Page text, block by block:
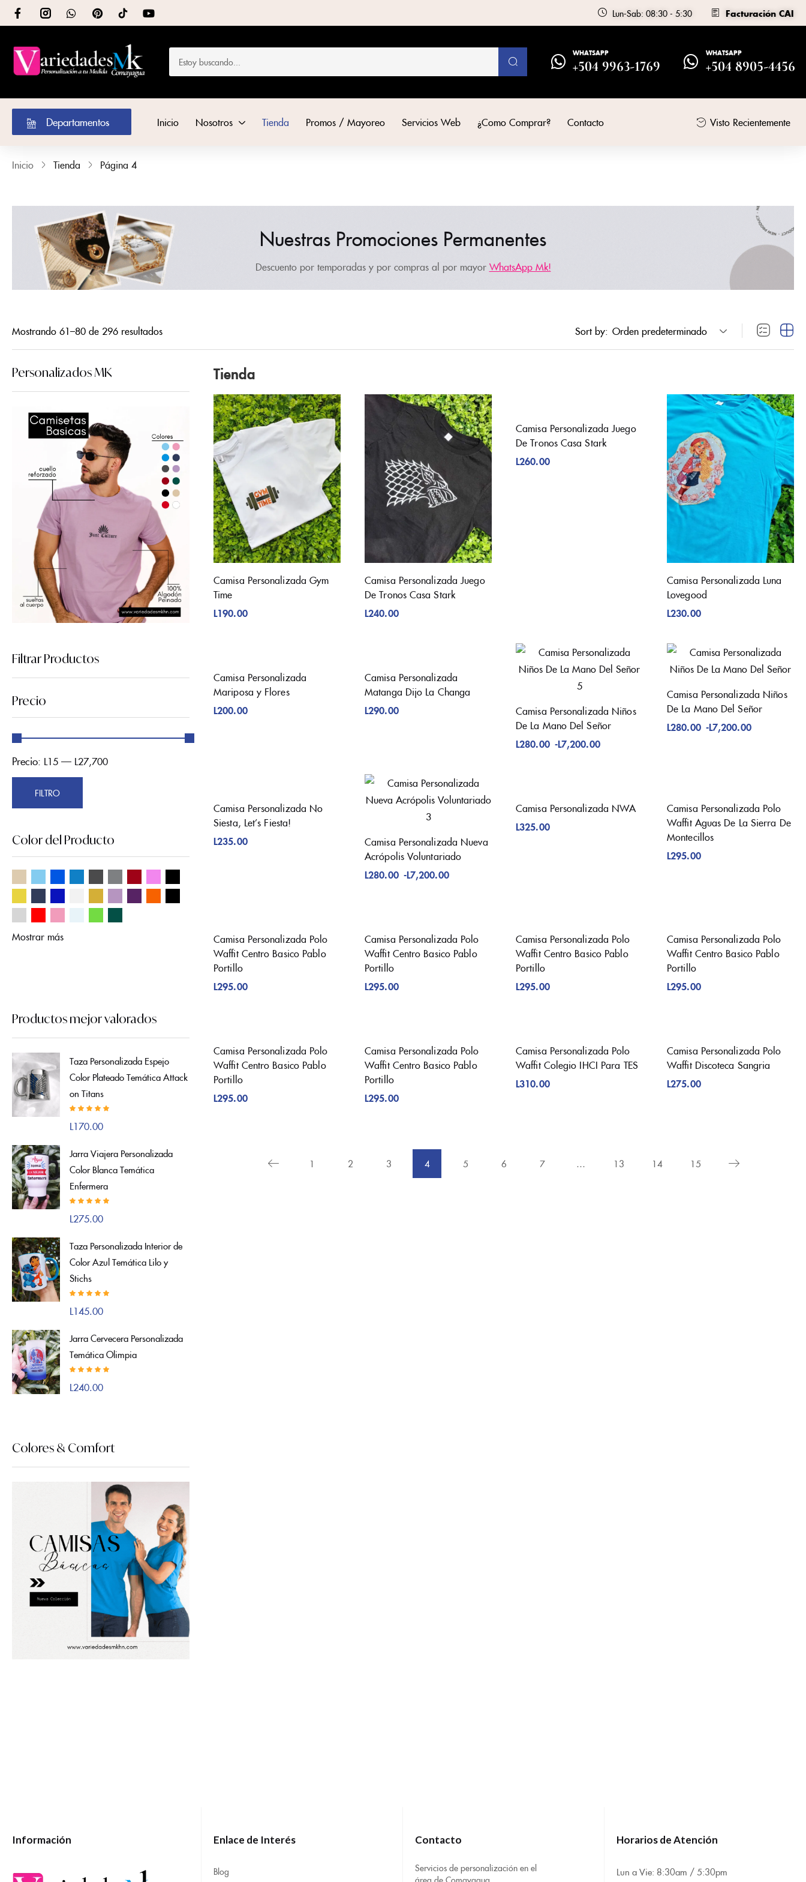
Lun-Sab: 08:30 - 5:30 Facturación CAI
WHATSAPP
+504 9963-1769
WHATSAPP
+504 8905-4456
Departamentos Inicio Nosotros Tienda Promos / Mayoreo Servicios Web ¿Como Comprar? Contacto Visto Recientemente
Inicio Tienda Página 4
Nuestras Promociones Permanentes
Descuento por temporadas y por compras al por mayor WhatsApp Mk!
Mostrando 61–80 de 296 resultados Sort by: Orden predeterminado
Personalizados MK
Filtrar Productos
Precio
FILTRO
Precio: L15 — L27,700
Color del Producto
Mostrar más
Productos mejor valorados
Taza Personalizada Espejo
Color Plateado Temática Attack
on Titans
5.00
L170.00
Jarra Viajera Personalizada
Color Blanca Temática
Enfermera
5.00
L275.00
Taza Personalizada Interior de
Color Azul Temática Lilo y
Stichs
5.00
L145.00
Jarra Cervecera Personalizada
Temática Olimpia
5.00
L240.00
Colores & Comfort
Tienda
Camisa Personalizada Gym
Time
L190.00
Camisa Personalizada Juego
De Tronos Casa Stark
L240.00
Camisa Personalizada Juego
De Tronos Casa Stark
L260.00
Camisa Personalizada Luna
Lovegood
L230.00
Camisa Personalizada
Mariposa y Flores
L200.00
Camisa Personalizada
Matanga Dijo La Changa
L290.00
Camisa Personalizada Niños
De La Mano Del Señor
L280.00 -L7,200.00
Camisa Personalizada Niños
De La Mano Del Señor
L280.00 -L7,200.00
Camisa Personalizada No
Siesta, Let’s Fiesta!
L235.00
Camisa Personalizada Nueva
Acrópolis Voluntariado
L280.00 -L7,200.00
Camisa Personalizada NWA
L325.00
Camisa Personalizada Polo
Waffit Aguas De La Sierra De
Montecillos
L295.00
Camisa Personalizada Polo
Waffit Centro Basico Pablo
Portillo
L295.00
Camisa Personalizada Polo
Waffit Centro Basico Pablo
Portillo
L295.00
Camisa Personalizada Polo
Waffit Centro Basico Pablo
Portillo
L295.00
Camisa Personalizada Polo
Waffit Centro Basico Pablo
Portillo
L295.00
Camisa Personalizada Polo
Waffit Centro Basico Pablo
Portillo
L295.00
Camisa Personalizada Polo
Waffit Centro Basico Pablo
Portillo
L295.00
Camisa Personalizada Polo
Waffit Colegio IHCI Para TES
L310.00
Camisa Personalizada Polo
Waffit Discoteca Sangria
L275.00
1 2 3 4 5 6 7 … 13 14 15
Información Enlace de Interés
Blog
Contacto
Servicios de personalización en el
Horarios de Atención
Lun a Vie: 8:30am / 5:30pm